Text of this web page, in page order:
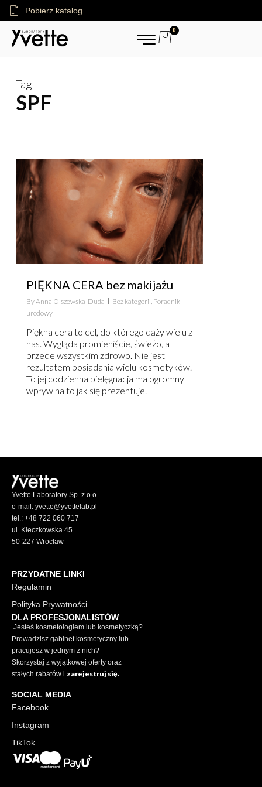
Pobierz katalog
0
Tag
SPF
PIĘKNA CERA bez makijażu
ByAnna Olszewska-Duda Bez kategorii, Poradnik
urodowy
Piękna cera to cel, do którego dąży wielu z
nas. Wygląda promieniście, świeżo, a
przede wszystkim zdrowo. Nie jest
rezultatem posiadania wielu kosmetyków.
To jej codzienna pielęgnacja ma ogromny
wpływ na to jak się prezentuje.
Yvette Laboratory Sp. z o.o.
e-mail: yvette@yvettelab.pl
tel.: +48 722 060 717
ul. Kleczkowska 45
50-227 Wrocław
PRZYDATNE LINKI
Regulamin
Polityka Prywatności
DLA PROFESJONALISTÓW
Jesteś kosmetologiem lub kosmetyczką?
Prowadzisz gabinet kosmetyczny lub
pracujesz w jednym z nich?
Skorzystaj z wyjątkowej oferty oraz
stałych rabatów i zarejestruj się.
SOCIAL MEDIA
Facebook
Instagram
TikTok